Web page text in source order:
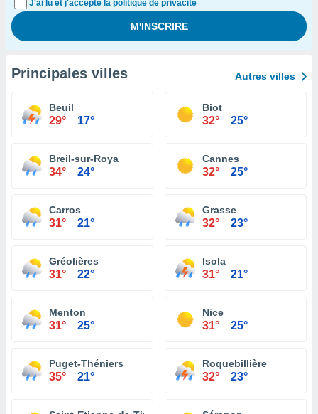
J'ai lu et j'accepte la politique de privacité
Principales villes Autres villes
Beuil
29° 17°
Biot
32° 25°
Breil-sur-Roya
34° 24°
Cannes
32° 25°
Carros
31° 21°
Grasse
32° 23°
Gréolières
31° 22°
Isola
31° 21°
Menton
31° 25°
Nice
31° 25°
Puget-Théniers
35° 21°
Roquebillière
32° 23°